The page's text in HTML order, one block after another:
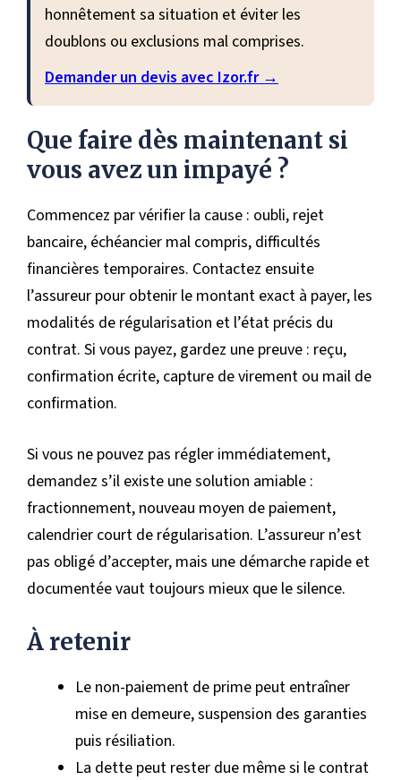
honnêtement sa situation et éviter les
doublons ou exclusions mal comprises.
Demander un devis avec Izor.fr →
Que faire dès maintenant si
vous avez un impayé ?
Commencez par vérifier la cause : oubli, rejet
bancaire, échéancier mal compris, difficultés
financières temporaires. Contactez ensuite
l’assureur pour obtenir le montant exact à payer, les
modalités de régularisation et l’état précis du
contrat. Si vous payez, gardez une preuve : reçu,
confirmation écrite, capture de virement ou mail de
confirmation.
Si vous ne pouvez pas régler immédiatement,
demandez s’il existe une solution amiable :
fractionnement, nouveau moyen de paiement,
calendrier court de régularisation. L’assureur n’est
pas obligé d’accepter, mais une démarche rapide et
documentée vaut toujours mieux que le silence.
À retenir
Le non-paiement de prime peut entraîner
mise en demeure, suspension des garanties
puis résiliation.
La dette peut rester due même si le contrat